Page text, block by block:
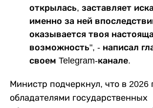
открылась, заставляет
именно за ней
оказывается твоя
возможность", - написал
своем Telegram-канале.
Министр подчеркнул, что в 2026
обладателями государственных